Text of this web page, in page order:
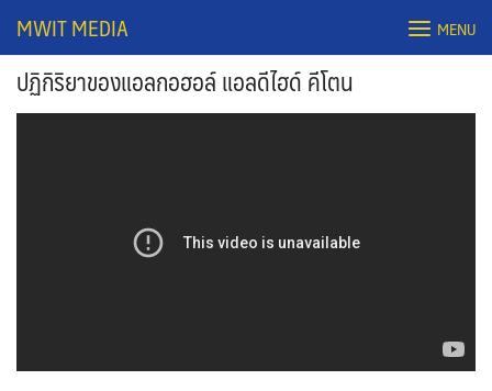
MWIT MEDIA MENU
ปฏิกิริยาของแอลกอฮอล์ แอลดีไฮด์ คีโตน